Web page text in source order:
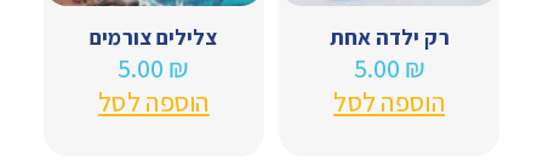
רק ילדה אחת
₪
הוספה לסל
צלילים צורמים
₪
הוספה לסל